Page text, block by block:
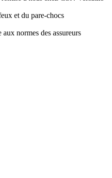
et du pare-chocs
normes des assureurs